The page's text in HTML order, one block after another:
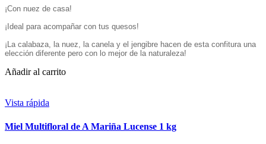
¡Con nuez de casa!
¡Ideal para acompañar con tus quesos!
¡La calabaza, la nuez, la canela y el jengibre hacen de esta confitura una
elección diferente pero con lo mejor de la naturaleza!
Añadir al carrito
Vista rápida
Miel Multifloral de A Mariña Lucense 1 kg